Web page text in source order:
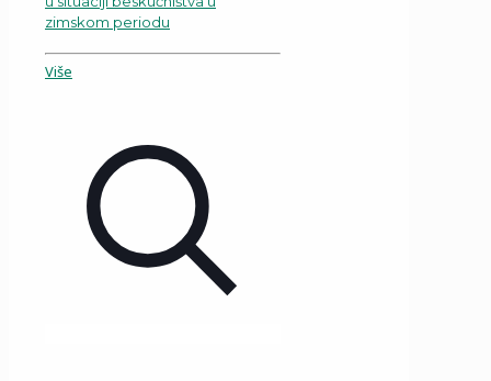
zimskom periodu
Više